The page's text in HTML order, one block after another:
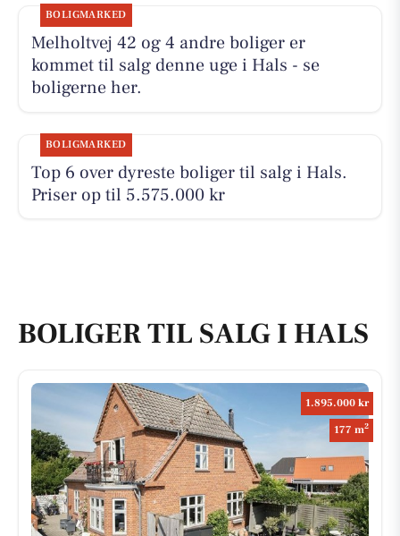
BOLIGMARKED
Melholtvej 42 og 4 andre boliger er
kommet til salg denne uge i Hals - se
boligerne her.
BOLIGMARKED
Top 6 over dyreste boliger til salg i Hals.
Priser op til 5.575.000 kr
BOLIGER TIL SALG I HALS
1.895.000 kr
177 m2